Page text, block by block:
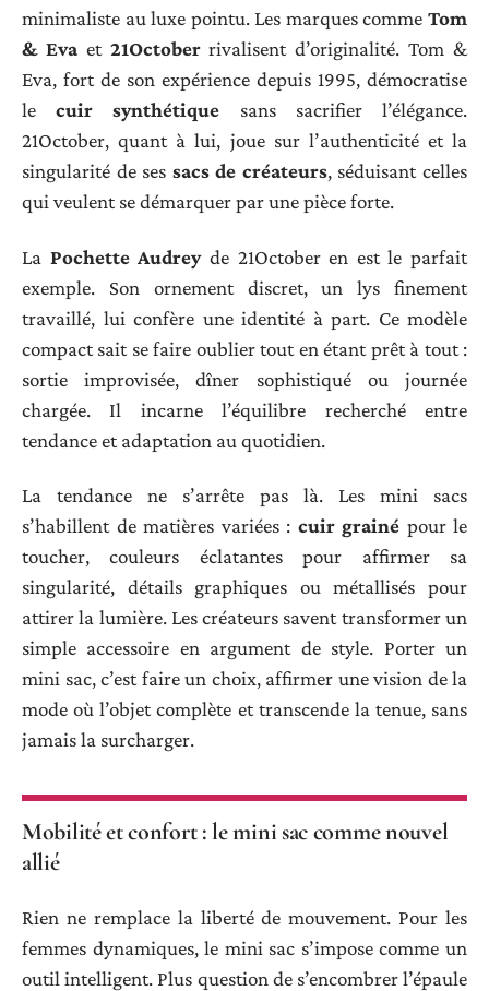
minimaliste au luxe pointu. Les marques comme Tom
& Evaet 21Octoberrivalisent d’originalité. Tom &
Eva, fort de son expérience depuis 1995, démocratise
lecuir synthétique sans sacrifier l’élégance.
21October, quant à lui, joue sur l’authenticité et la
singularité de ses sacs de créateurs, séduisant celles
qui veulent se démarquer par une pièce forte.
La Pochette Audreyde 21October en est le parfait
exemple. Son ornement discret, un lys finement
travaillé, lui confère une identité à part. Ce modèle
compact sait se faire oublier tout en étant prêt à tout :
sortie improvisée, dîner sophistiqué ou journée
chargée. Il incarne l’équilibre recherché entre
tendance et adaptation au quotidien.
La tendance ne s’arrête pas là. Les mini sacs
s’habillent de matières variées : cuir grainé pour le
toucher, couleurs éclatantes pour affirmer sa
singularité, détails graphiques ou métallisés pour
attirer la lumière. Les créateurs savent transformer un
simple accessoire en argument de style. Porter un
mini sac, c’est faire un choix, affirmer une vision de la
mode où l’objet complète et transcende la tenue, sans
jamais la surcharger.
Mobilité et confort : le mini sac comme nouvel
allié
Rien ne remplace la liberté de mouvement. Pour les
femmes dynamiques, le mini sac s’impose comme un
outil intelligent. Plus question de s’encombrer l’épaule